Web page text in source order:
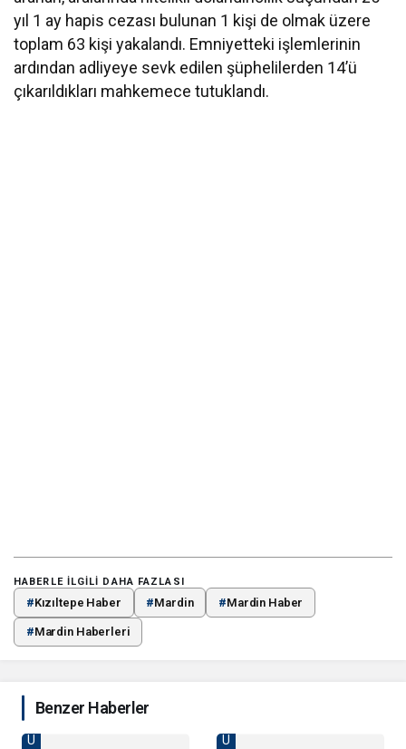
yıl 1 ay hapis cezası bulunan 1 kişi de olmak üzere
toplam 63 kişi yakalandı. Emniyetteki işlemlerinin
ardından adliyeye sevk edilen şüphelilerden 14’ü
çıkarıldıkları mahkemece tutuklandı.
HABERLE ILGILI DAHA FAZLASI
#Kızıltepe Haber #Mardin #Mardin Haber
#Mardin Haberleri
Benzer Haberler
U U